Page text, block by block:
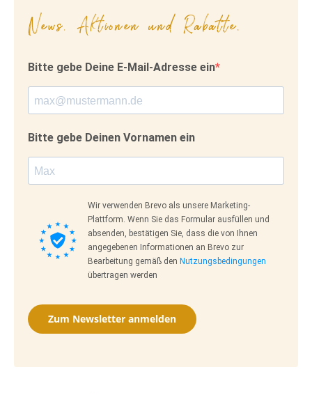
News, Aktionen und Rabatte.
Bitte gebe Deine E-Mail-Adresse ein
Bitte gebe Deinen Vornamen ein
Wir verwenden Brevo als unsere Marketing-
Plattform. Wenn Sie das Formular ausfüllen und
absenden, bestätigen Sie, dass die von Ihnen
angegebenen Informationen an Brevo zur
Bearbeitung gemäß den Nutzungsbedingungen
übertragen werden
Zum Newsletter anmelden